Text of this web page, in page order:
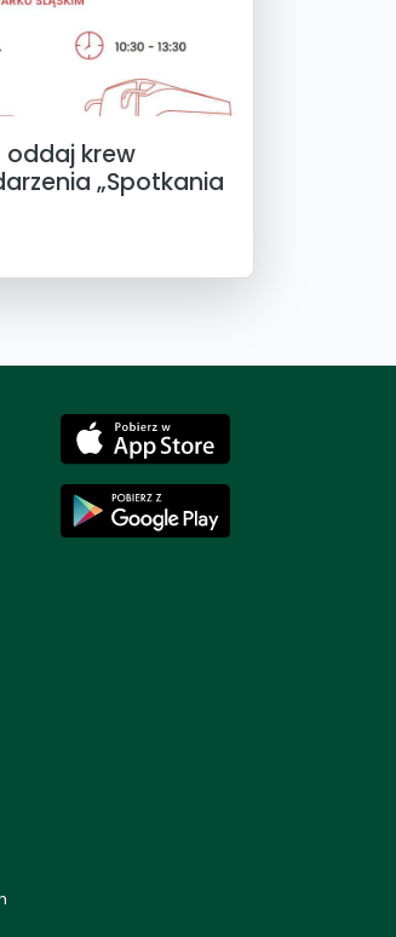
oddaj krew
„Spotkania